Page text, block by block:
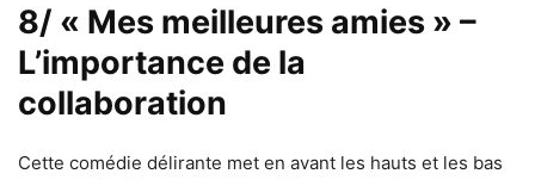
8/ « Mes meilleures amies » –
L’importance de la
collaboration
Cette comédie délirante met en avant les hauts et les bas